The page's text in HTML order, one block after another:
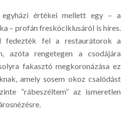
értékei mellett egy – a
– profán freskóciklusáról is híres.
fedezték fel a restaurátorok a
azóta rengetegen a csodájára
fakasztó megkoronázása ez
amely sosem okoz csalódást
“rábeszéltem” az ismeretlen